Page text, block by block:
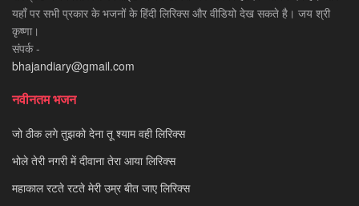
यहाँ पर सभी प्रकार के भजनों के हिंदी लिरिक्स और वीडियो देख सकते है। जय श्री
कृष्णा।
संपर्क -
bhajandiary@gmail.com
नवीनतम भजन
जो ठीक लगे तुझको देना तू श्याम वही लिरिक्स
भोले तेरी नगरी में दीवाना तेरा आया लिरिक्स
महाकाल रटते रटते मेरी उम्र बीत जाए लिरिक्स